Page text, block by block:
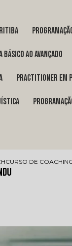
ao avançado
practitioner em
CURSO DE